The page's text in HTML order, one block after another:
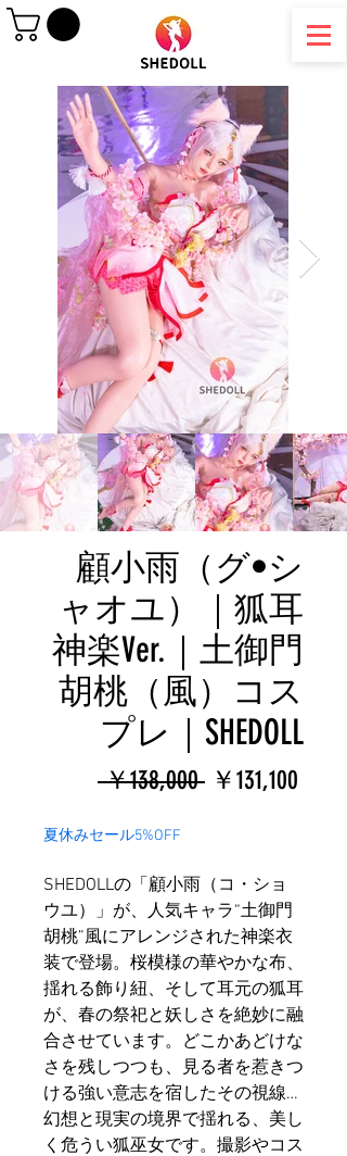
顧小雨（グ•シ
ャオユ）｜狐耳
神楽Ver.｜土御門
胡桃（風）コス
プレ｜SHEDOLL
￥138,000 通
格
￥131,100
夏休みセール5%OFF
SHEDOLLの「顧小雨（コ・ショ
ウユ）」が、人気キャラ“土御門
胡桃”風にアレンジされた神楽衣
装で登場。桜模様の華やかな布、
揺れる飾り紐、そして耳元の狐耳
が、春の祭祀と妖しさを絶妙に融
合させています。どこかあどけな
さを残しつつも、見る者を惹きつ
ける強い意志を宿したその視線…
幻想と現実の境界で揺れる、美し
く危うい狐巫女です。撮影やコス